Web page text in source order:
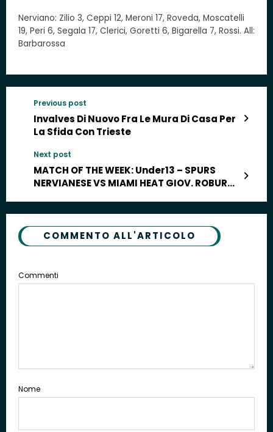
Nerviano: Zilio 3, Ceppi 12, Meroni 17, Roveda, Moscatelli
19, Peri 6, Segala 17, Clerici, Goretti 6, Bigarella 7, Rossi. All:
Barbarossa
Previous post
Invalves Di Nuovo Fra Le Mura Di Casa Per
La Sfida Con Trieste
Next post
MATCH OF THE WEEK: Under13 – SPURS
NERVIANESE VS MIAMI HEAT GIOV. ROBUR
COMMENTO ALL'ARTICOLO
Commenti
Nome